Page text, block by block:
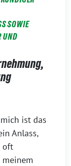
SOWIE
UND
ist das
Anlass,
oft
meinem